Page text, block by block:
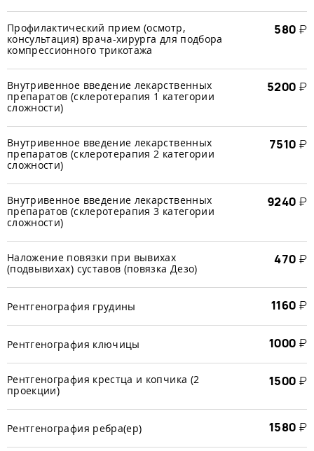
Профилактический прием (осмотр,
консультация) врача-хирурга для подбора
компрессионного трикотажа
580 ₽
Внутривенное введение лекарственных
препаратов (склеротерапия 1 категории
сложности)
5200 ₽
Внутривенное введение лекарственных
препаратов (склеротерапия 2 категории
сложности)
7510 ₽
Внутривенное введение лекарственных
препаратов (склеротерапия 3 категории
сложности)
9240 ₽
Наложение повязки при вывихах
(подвывихах) суставов (повязка Дезо)
470 ₽
Рентгенография грудины 1160 ₽
Рентгенография ключицы 1000 ₽
Рентгенография крестца и копчика (2
проекции)
1500 ₽
Рентгенография ребра(ер) 1580 ₽